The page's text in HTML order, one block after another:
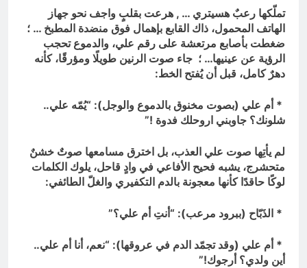
تملّكها رعبٌ هسيتري … , هرعت بقلبٍ واجف نحو جهاز
الهاتف المحمول، ذاك القابع بإهمال فوق منضدة المطبخ … ؛
ضغطت بأصابع مرتعشة على رقم علي، والدموع تحجب
الرؤية عن عينيها… ؛ جاء صوت الرنين طويلًا ومؤرقًا، كأنه
دهرٌ كامل، قبل أن يُفتح الخط:
* أم علي (بصوت مخنوق بالدموع والوجل): “يُمّه علي..
شلونك؟ جاوبني اروحلك فدوة !”
لم يأتِها صوت علي العذب، بل اخترق مسامعها صوتٌ خشنٌ
متحشرج، يشبه فحيح الأفاعي في وادٍ قاحل، يلوك الكلمات
لوكًا حاقدًا كأنها معجونة بالدم التكفيري والغلّ الطائفي:
* الذَبّاح (ببرود مرعب): “أنتِ أم علي؟”
* أم علي (وقد تجمّد الدم في عروقها): “نعم، أنا أم علي..
أين ولدي؟ أرجوك!”